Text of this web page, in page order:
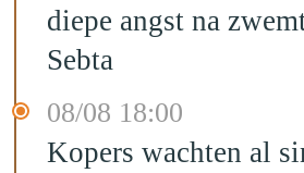
diepe angst na
Sebta
08/08 18:00
Kopers wachten al